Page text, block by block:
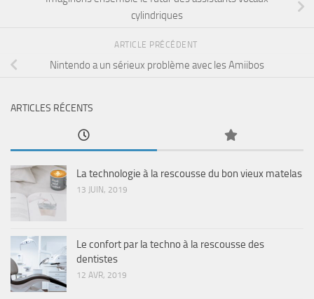
cylindriques
ARTICLE PRÉCÉDENT
Nintendo a un sérieux problème avec les Amiibos
ARTICLES RÉCENTS
La technologie à la rescousse du bon vieux matelas
13 JUIN, 2019
Le confort par la techno à la rescousse des
dentistes
12 AVR, 2019